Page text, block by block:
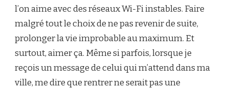
l’on aime avec des réseaux Wi-Fi instables. Faire
malgré tout le choix de ne pas revenir de suite,
prolonger la vie improbable au maximum. Et
surtout, aimer ça. Même si parfois, lorsque je
reçois un message de celui qui m’attend dans ma
ville, me dire que rentrer ne serait pas une